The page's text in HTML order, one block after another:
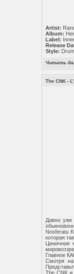
Artist:
Album:
Label:
Release
Style:
Читать
The CNK -
Давно уже
Nosferatu
которая
Циничная
Главное
Смотря
The CNK и